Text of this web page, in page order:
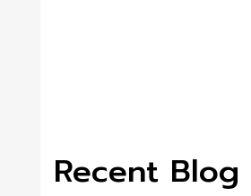
Recent Blog